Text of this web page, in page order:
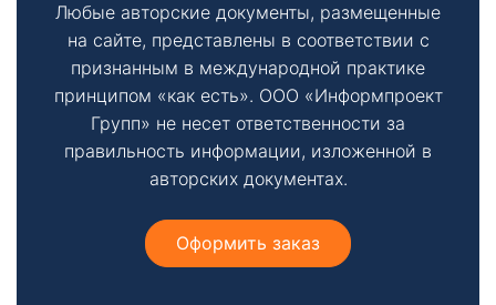
Любые авторские документы, размещенные
на сайте, представлены в соответствии с
признанным в международной практике
принципом «как есть». ООО «Информпроект
Групп» не несет ответственности за
правильность информации, изложенной в
авторских документах.
Оформить заказ